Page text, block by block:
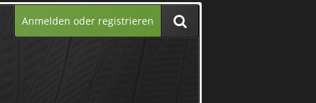
Anmelden oder registrieren